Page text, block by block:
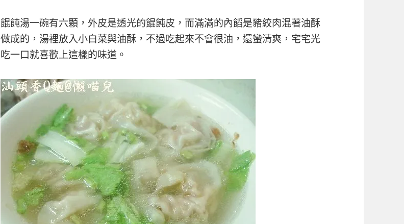
餛飩湯一碗有六顆，外皮是透光的餛飩皮，而滿滿的內饀是豬絞肉混著油酥
做成的，湯裡放入小白菜與油酥，不過吃起來不會很油，還蠻清爽，宅宅光
吃一口就喜歡上這樣的味道。